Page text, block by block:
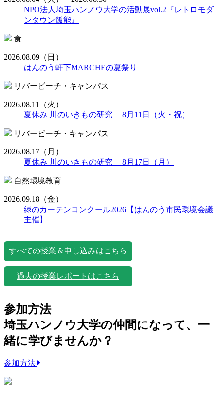
NPO法人埼玉ハンノウ大学の活動展vol.2『レトロモダ
ンタウン飯能』
食
2026.08.09 （日）
はんのう軒下MARCHEの夏祭り
リバービーチ・キャンパス
2026.08.11
（火）
夏休み 川のいきもの研究 8月11日（火・祝）
リバービーチ・キャンパス
2026.08.17 （月）
夏休み 川のいきもの研究 8月17日（月）
自然環境教育
2026.09.18 （金）
緑のカーテンコンクール2026【はんのう市民環境会議
主催】
すべての授業＆申し込みはこちら
過去の授業レポートはこちら
参加方法
埼玉ハンノウ大学の仲間になって、一
緒に学びませんか？
参加方法